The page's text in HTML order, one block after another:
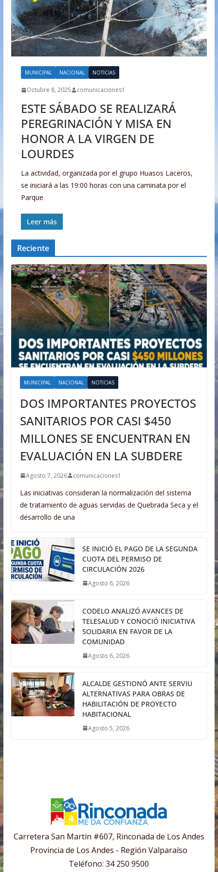
MUNICIPAL NACIONAL NOTICIAS
Octubre 8, 2025 comunicaciones1
ESTE SÁBADO SE REALIZARÁ
PEREGRINACIÓN Y MISA EN
HONOR A LA VIRGEN DE
LOURDES
La actividad, organizada por el grupo Huasos Laceros,
se iniciará a las 19:00 horas con una caminata por el
Parque
Leer más
Reciente
MUNICIPAL NACIONAL NOTICIAS
DOS IMPORTANTES PROYECTOS
SANITARIOS POR CASI $450
MILLONES SE ENCUENTRAN EN
EVALUACIÓN EN LA SUBDERE
Agosto 7, 2026 comunicaciones1
Las iniciativas consideran la normalización del sistema
de tratamiento de aguas servidas de Quebrada Seca y el
desarrollo de una
SE INICIÓ EL PAGO DE LA SEGUNDA
CUOTA DEL PERMISO DE
CIRCULACIÓN 2026
Agosto 6, 2026
CODELO ANALIZÓ AVANCES DE
TELESALUD Y CONOCIÓ INICIATIVA
SOLIDARIA EN FAVOR DE LA
COMUNIDAD
Agosto 6, 2026
ALCALDE GESTIONÓ ANTE SERVIU
ALTERNATIVAS PARA OBRAS DE
HABILITACIÓN DE PROYECTO
HABITACIONAL
Agosto 5, 2026
Carretera San Martín #607, Rinconada de Los Andes
Provincia de Los Andes - Región Valparaíso
Teléfono: 34 250 9500